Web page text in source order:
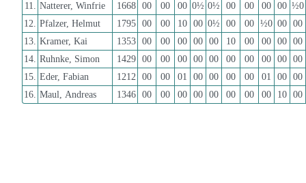
11. Natterer, Winfrie 1668 00 00 00 0½ 0½ 00 00 00 00 ½0
12. Pfalzer, Helmut 1795 00 00 10 00 0½ 00 00 ½0 00 00
13. Kramer, Kai 1353 00 00 00 00 00 10 00 00 00 00
14. Ruhnke, Simon 1429 00 00 00 00 00 00 00 00 00 00
15. Eder, Fabian 1212 00 00 01 00 00 00 00 01 00 00
16. Maul, Andreas 1346 00 00 00 00 00 00 00 00 10 00